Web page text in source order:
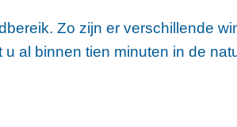
Zo zijn er verschillende
al binnen tien minuten in de